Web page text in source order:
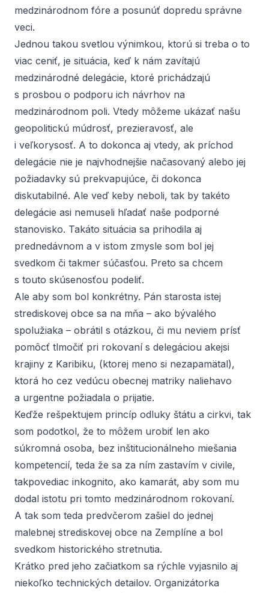
medzinárodnom fóre a posunúť dopredu správne
veci.
Jednou takou svetlou výnimkou, ktorú si treba o to
viac ceniť, je situácia, keď k nám zavítajú
medzinárodné delegácie, ktoré prichádzajú
s prosbou o podporu ich návrhov na
medzinárodnom poli. Vtedy môžeme ukázať našu
geopolitickú múdrosť, prezieravosť, ale
i veľkorysosť. A to dokonca aj vtedy, ak príchod
delegácie nie je najvhodnejšie načasovaný alebo jej
požiadavky sú prekvapujúce, či dokonca
diskutabilné. Ale veď keby neboli, tak by takéto
delegácie asi nemuseli hľadať naše podporné
stanovisko. Takáto situácia sa prihodila aj
prednedávnom a v istom zmysle som bol jej
svedkom či takmer súčasťou. Preto sa chcem
s touto skúsenosťou podeliť.
Ale aby som bol konkrétny. Pán starosta istej
strediskovej obce sa na mňa – ako bývalého
spolužiaka – obrátil s otázkou, či mu neviem prísť
pomôcť tlmočiť pri rokovaní s delegáciou akejsi
krajiny z Karibiku, (ktorej meno si nezapamätal),
ktorá ho cez vedúcu obecnej matriky naliehavo
a urgentne požiadala o prijatie.
Keďže rešpektujem princíp odluky štátu a cirkvi, tak
som podotkol, že to môžem urobiť len ako
súkromná osoba, bez inštitucionálneho miešania
kompetencií, teda že sa za ním zastavím v civile,
takpovediac inkognito, ako kamarát, aby som mu
dodal istotu pri tomto medzinárodnom rokovaní.
A tak som teda predvčerom zašiel do jednej
malebnej strediskovej obce na Zemplíne a bol
svedkom historického stretnutia.
Krátko pred jeho začiatkom sa rýchle vyjasnilo aj
niekoľko technických detailov. Organizátorka